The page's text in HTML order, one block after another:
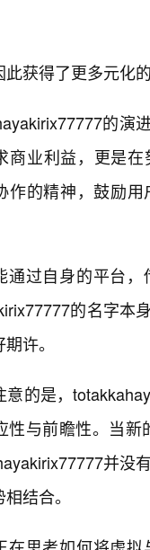
此获得了更多元化
的演
商业利益，更是
作的精神，鼓励
通过自身的平台，
的名字本
许。
意的是，
性与前瞻性。当
并没
结合。